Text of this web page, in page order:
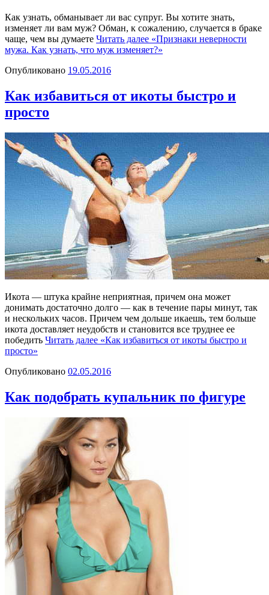
Как узнать, обманывает ли вас супруг. Вы хотите знать,
изменяет ли вам муж? Обман, к сожалению, случается в браке
чаще, чем вы думаете Читать далее «Признаки неверности
мужа. Как узнать, что муж изменяет?»
Опубликовано 19.05.2016
Как избавиться от икоты быстро и
просто
Икота — штука крайне неприятная, причем она может
донимать достаточно долго — как в течение пары минут, так
и нескольких часов. Причем чем дольше икаешь, тем больше
икота доставляет неудобств и становится все труднее ее
победить Читать далее «Как избавиться от икоты быстро и
просто»
Опубликовано 02.05.2016
Как подобрать купальник по фигуре